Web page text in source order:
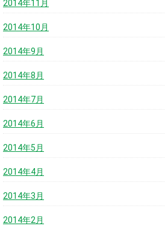
2014年11月
2014年10月
2014年9月
2014年8月
2014年7月
2014年6月
2014年5月
2014年4月
2014年3月
2014年2月